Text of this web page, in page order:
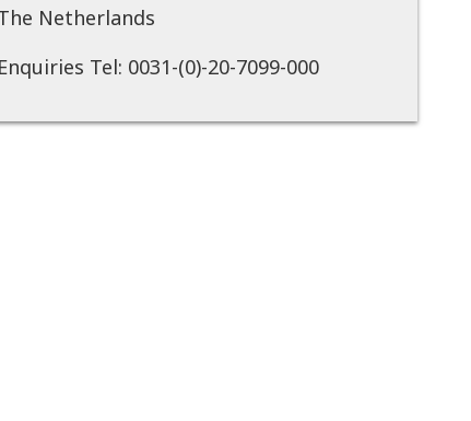
Netherlands
Enquiries Tel: 0031-(0)-20-7099-000